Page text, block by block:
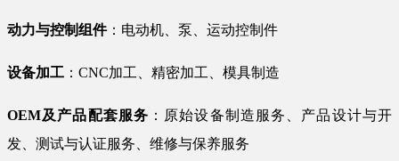
动力与控制组件：电动机、泵、运动控制件
设备加工 ：CNC加工、精密加工、模具制造
OEM及产品配套服务 ：原始设备制造服务、产品设计与开
发、测试与认证服务、维修与保养服务